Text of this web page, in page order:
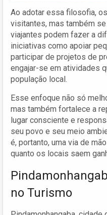
Ao adotar essa filosofia,
visitantes, mas também
viajantes podem fazer a
iniciativas como apoiar
participar de projetos de
engajar-se em atividades
população local.
Esse enfoque não só
mas também fortalece a
lugar consciente e
seu povo e seu meio
é, portanto, uma via de
quanto os locais saem
no Turismo